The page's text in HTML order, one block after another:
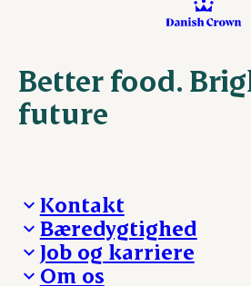
Better food.
future
Kontakt
Besøg Danish Crown
Presse og nyheder
Reklamationer
Bæredygtighed
Fra jord til bord
Hverdagen
Job og karriere
Om os